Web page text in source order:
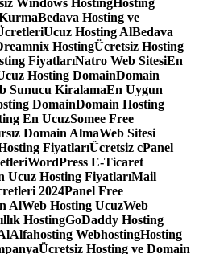
Windows HostingHosting
Bedava Hosting ve
Ucuz Hosting AlBedava
HostingÜcretsiz Hosting
FiyatlarıNatro Web SitesiEn
Hosting DomainDomain
Sunucu KiralamaEn Uygun
DomainDomain Hosting
En UcuzSomee Free
Domain AlmaWeb Sitesi
FiyatlarıÜcretsiz cPanel
WordPress E-Ticaret
Ucuz Hosting FiyatlarıMail
2024Panel Free
AlWeb Hosting UcuzWeb
HostingGoDaddy Hosting
Alfahosting WebhostingHosting
Ücretsiz Hosting ve Domain